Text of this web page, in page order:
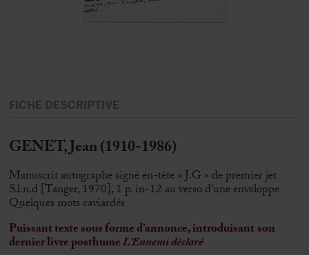
FICHE DESCRIPTIVE
GENET, Jean (1910-1986)
Manuscrit autographe signé en-tête « J.G » de premier jet
S.l.n.d [Tanger, 1970], 1 p. in-12 au verso d’une enveloppe
Quelques mots caviardés
Puissant texte sous forme d’annonce,introduisantson
dernier livre posthumeL’Ennemi déclaré